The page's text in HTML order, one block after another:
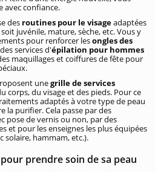
confiance.
des routines pour le visageadaptées
juvénile, mature, sèche, etc. Vous y
pour renforcer lesongles des
services d'épilation pour hommes
maquillages et coiffures de fête pour
unegrille de services
corps, du visage et des pieds. Pour ce
adaptés à votre type de peau
la purifier. Cela passe par des
pose de vernis ou non, par des
et pour les enseignes les plus équipées
solaire, hammam, etc.).
prendre soin de sa peau